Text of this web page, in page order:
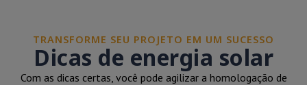
TRANSFORME SEU PROJETO EM UM SUCESSO
Dicas de energia solar
Com as dicas certas, você pode agilizar a homologação de